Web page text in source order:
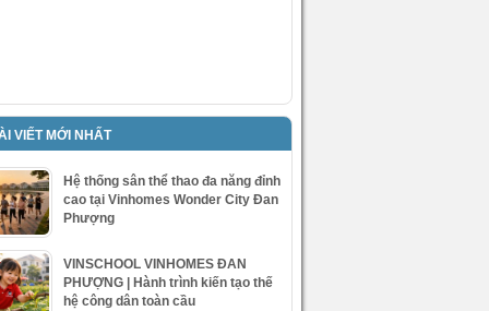
VIẾT MỚI NHẤT
Hệ thống sân thể thao đa năng đỉnh
cao tại Vinhomes Wonder City Đan
Phượng
VINSCHOOL VINHOMES ĐAN
PHƯỢNG | Hành trình kiến tạo thế
hệ công dân toàn cầu